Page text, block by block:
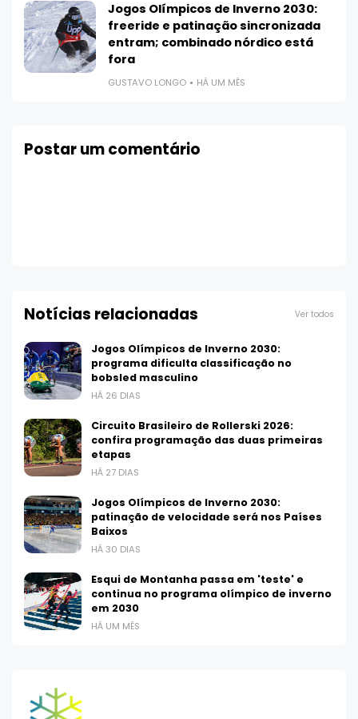
Jogos Olímpicos de Inverno 2030:
freeride e patinação sincronizada
entram; combinado nórdico está
fora
GUSTAVO LONGO HÁ UM MÊS
Postar um comentário
Notícias relacionadas Ver todos
Jogos Olímpicos de Inverno 2030:
programa dificulta classificação no
bobsled masculino
HÁ 26 DIAS
Circuito Brasileiro de Rollerski 2026:
confira programação das duas primeiras
etapas
HÁ 27 DIAS
Jogos Olímpicos de Inverno 2030:
patinação de velocidade será nos Países
Baixos
HÁ 30 DIAS
Esqui de Montanha passa em 'teste' e
continua no programa olímpico de inverno
em 2030
HÁ UM MÊS